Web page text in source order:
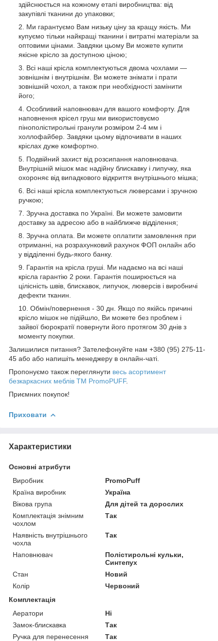
здійснюється на кожному етапі виробництва: від
закупівлі тканини до упаковки;
Ми гарантуємо Вам низьку ціну за кращу якість. Ми
купуємо тільки найкращі тканини і витратні матеріали за
оптовими цінами. Завдяки цьому Ви можете купити
якісне крісло за доступною ціною;
Всі наші крісла комплектуються двома чохлами ―
зовнішнім і внутрішнім. Ви можете знімати і прати
зовнішній чохол, а також при необхідності замінити
його;
Особливий наповнювач для вашого комфорту. Для
наповнення крісел груш ми використовуємо
пінополістирольні гранули розміром 2-4 мм і
холлофайбер. Завдяки цьому відпочивати в наших
кріслах дуже комфортно.
Подвійний захист від розсипання наповнювача.
Внутрішній мішок має надійну блискавку і липучку, яка
охороняє від випадкового відкриття внутрішнього мішка;
Всі наші крісла комплектуються люверсами і зручною
ручкою;
Зручна доставка по Україні. Ви можете замовити
доставку за адресою або в найближче відділення;
Зручна оплата. Ви можете оплатити замовлення при
отриманні, на розрахунковий рахунок ФОП онлайн або
у відділенні будь-якого банку.
Гарантія на крісла груші. Ми надаємо на всі наші
крісла гарантію 2 роки. Гарантія поширюється на
цілісність швів, блискавок, липучок, люверсів і виробничі
дефекти тканин.
Обмін/повернення - 30 дн. Якщо по якійсь причині
крісло мішок не підійшло, Ви можете без проблем і
зайвої бюрократії повернути його протягом 30 днів з
моменту покупки.
Залишилися питання? Зателефонуйте нам +380 (95) 275-11-
45 або або напишіть менеджеру в онлайн-чаті.
Пропонуємо також переглянути весь асортимент
безкаркасних меблів ТМ PromoPUFF.
Приємних покупок!
Приховати
Характеристики
Основні атрибути
Виробник
PromoPuff
Країна виробник
Україна
Вікова група
Для дітей та дорослих
Комплектація знімним
чохлом
Так
Наявність внутрішнього
чохла
Так
Наповнювач
Полістирольні кульки,
Синтепух
Стан
Новий
Колір
Червоний
Комплектація
Аератори
Ні
Замок-блискавка
Так
Ручка для перенесення
Так